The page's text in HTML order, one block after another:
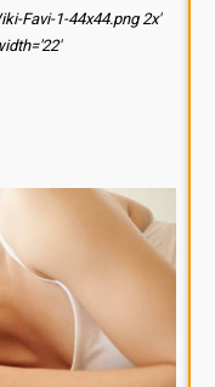
Favi-1-44x44.png 2x'